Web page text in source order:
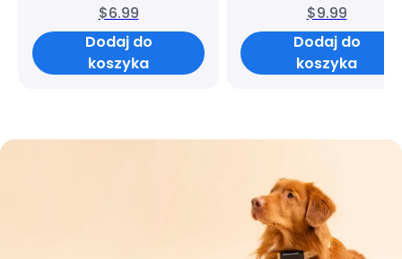
$6.99
Dodaj do
koszyka
$9.99
Dodaj do
koszyka